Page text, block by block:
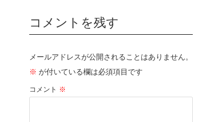
コメントを残す
メールアドレスが公開されることはありません。
※ が付いている欄は必須項目です
コメント ※